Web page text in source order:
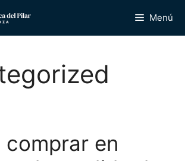
Menú
comprar en